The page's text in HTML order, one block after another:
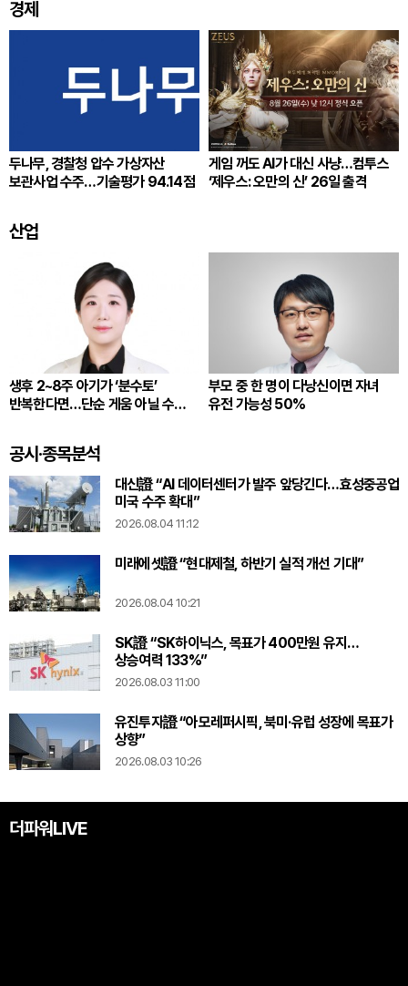
경제
두나무, 경찰청 압수 가상자산
보관사업 수주…기술평가 94.14점
게임 꺼도 AI가 대신 사냥…컴투스
‘제우스: 오만의 신’ 26일 출격
산업
생후 2~8주 아기가 ‘분수토’
반복한다면…단순 게움 아닐 수
부모 중 한 명이 다낭신이면 자녀
유전 가능성 50%
공시·종목분석
대신證 “AI 데이터센터가 발주 앞당긴다…효성중공업
미국 수주 확대”
2026.08.04 11:12
미래에셋證 “현대제철, 하반기 실적 개선 기대”
2026.08.04 10:21
SK證 “SK하이닉스, 목표가 400만원 유지…
상승여력 133%”
2026.08.03 11:00
유진투자證 “아모레퍼시픽, 북미·유럽 성장에 목표가
상향”
2026.08.03 10:26
더파워LIVE